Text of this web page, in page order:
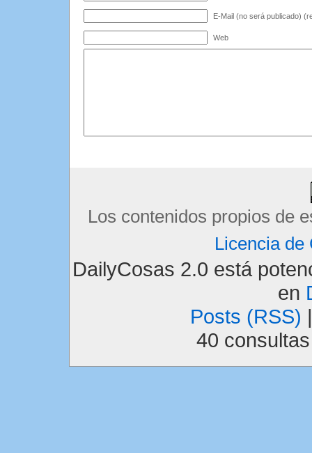
E-Mail (no será publicado)
Web
Los contenidos propios de
Licencia de
DailyCosas 2.0 está
en
Posts (RSS)
40